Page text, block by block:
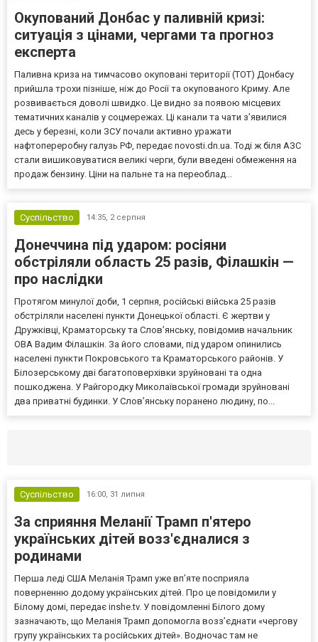
Окупований Донбас у паливній кризі:
ситуація з цінами, чергами та прогноз
експерта
Паливна криза на тимчасово окуповані території (ТОТ) Донбасу
прийшла трохи пізніше, ніж до Росії та окупованого Криму. Але
розвивається доволі швидко. Це видно за появою місцевих
тематичних каналів у соцмережах. Ці канали та чати з’явилися
десь у березні, коли ЗСУ почали активно уражати
нафтопереробну галузь РФ, передає novosti.dn.ua. Тоді ж біля АЗС
стали вишиковуватися великі черги, були введені обмеження на
продаж бензину. Ціни на пальне та на переоблад...
Суспільство 14:35, 2 серпня
Донеччина під ударом: росіяни
обстріляли область 25 разів, Філашкін —
про наслідки
Протягом минулої доби, 1 серпня, російські війська 25 разів
обстріляли населені пункти Донецької області. Є жертви у
Дружківці, Краматорську та Слов’янську, повідомив начальник
ОВА Вадим Філашкін. За його словами, під ударом опинились
населені пункти Покровського та Краматорського районів. У
Білозерському дві багатоповерхівки зруйновані та одна
пошкоджена. У Райгородку Миколаївської громади зруйновані
два приватні будинки. У Слов’янську поранено людину, по...
Суспільство 16:00, 31 липня
За сприяння Меланії Трамп п'ятеро
українських дітей возз'єдналися з
родинами
Перша леді США Меланія Трамп уже впʼяте посприяла
поверненню додому українських дітей. Про це повідомили у
Білому домі, передає inshe.tv. У повідомленні Білого дому
зазначають, що Меланія Трамп допомогла возз’єднати «чергову
групу українських та російських дітей». Водночас там не